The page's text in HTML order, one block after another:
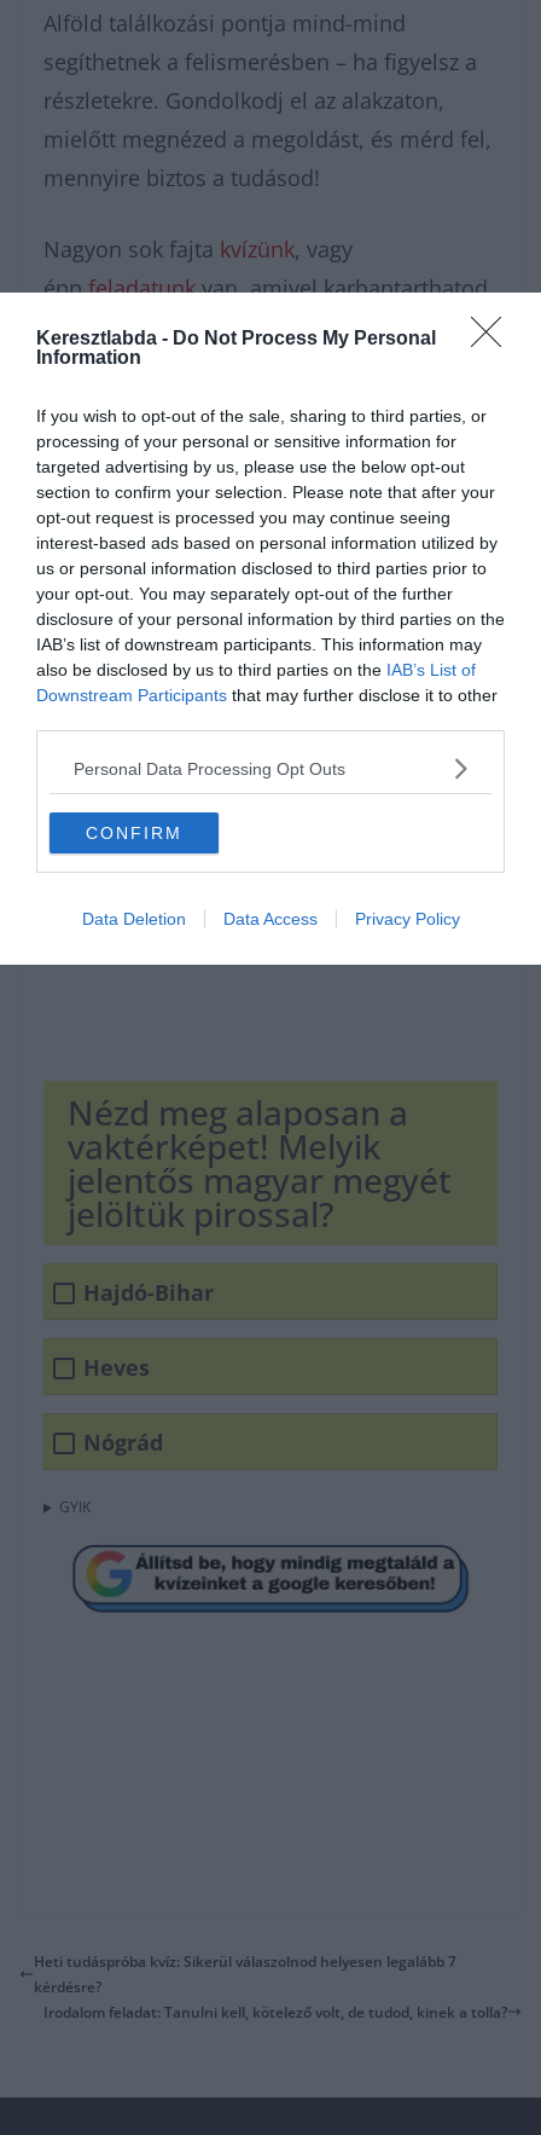
Keresztlabda - Do Not Process My Personal
Information
If you wish to opt-out of the sale, sharing to third parties, or
processing of your personal or sensitive information for
targeted advertising by us, please use the below opt-out
section to confirm your selection. Please note that after your
opt-out request is processed you may continue seeing
interest-based ads based on personal information utilized by
us or personal information disclosed to third parties prior to
your opt-out. You may separately opt-out of the further
disclosure of your personal information by third parties on the
IAB’s list of downstream participants. This information may
also be disclosed by us to third parties on the IAB’s List of
Downstream Participants that may further disclose it to other
Personal Data Processing Opt Outs
CONFIRM
Data Deletion Data Access Privacy Policy
Alföld találkozási pontja mind-mind
segíthetnek a felismerésben – ha figyelsz a
részletekre. Gondolkodj el az alakzaton,
mielőtt megnézed a megoldást, és mérd fel,
mennyire biztos a tudásod!
Nagyon sok fajta kvízünk, vagy
éppfeladatunkvan, amivel karbantarthatod
az agytekervényeidet, csak nézz körül nálunk
és további
feladatok
at találhatsz!
Hirdetés
Nézd meg alaposan a
vaktérképet! Melyik
jelentős magyar megyét
jelöltük pirossal?
Hajdó-Bihar
Heves
Nógrád
GYIK
Heti tudáspróba kvíz: Sikerül válaszolnod helyesen legalább 7
kérdésre?
Irodalom feladat: Tanulni kell, kötelező volt, de tudod, kinek a tolla?